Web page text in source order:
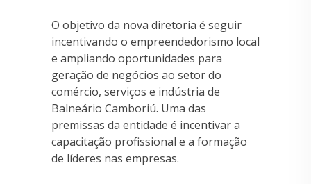
O objetivo da nova diretoria é seguir
incentivando o empreendedorismo local
e ampliando oportunidades para
geração de negócios ao setor do
comércio, serviços e indústria de
Balneário Camboriú. Uma das
premissas da entidade é incentivar a
capacitação profissional e a formação
de líderes nas empresas.